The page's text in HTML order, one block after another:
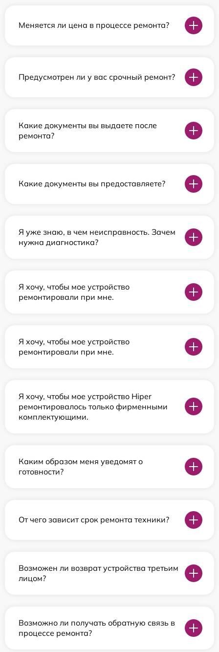
Меняется ли цена в процессе ремонта?
Предусмотрен ли у вас срочный ремонт?
Какие документы вы выдаете после
ремонта?
Какие документы вы предоставляете?
Я уже знаю, в чем неисправность. Зачем
нужна диагностика?
Я хочу, чтобы мое устройство
ремонтировали при мне.
Я хочу, чтобы мое устройство
ремонтировали при мне.
Я хочу, чтобы мое устройство Hiper
ремонтировалось только фирменными
комплектующими.
Каким образом меня уведомят о
готовности?
От чего зависит срок ремонта техники?
Возможен ли возврат устройства третьим
лицом?
Возможно ли получать обратную связь в
процессе ремонта?